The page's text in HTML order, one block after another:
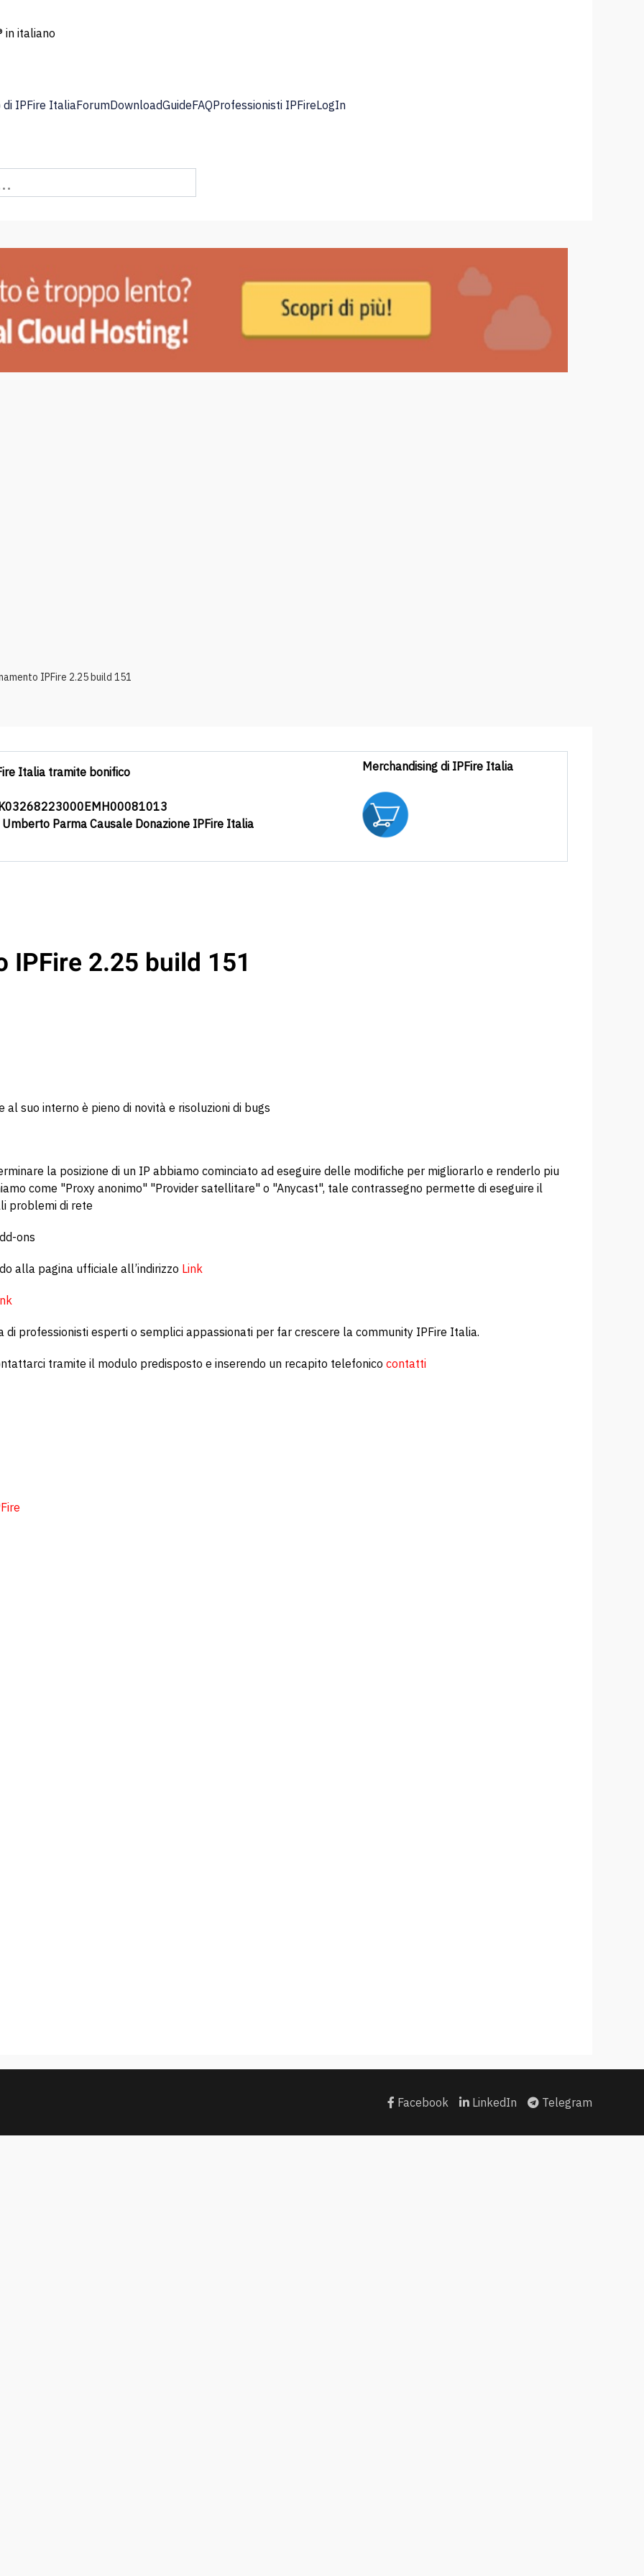
in italiano
IPFire ItaliaForumDownloadGuideFAQProfessionisti IPFireLogIn
IPFire 2.25 build 151
Italia tramite bonifico
Parma Causale Donazione IPFire Italia
Merchandising di IPFire Italia
2.25 build 151
suo interno è pieno di novità e risoluzioni di bugs
la posizione di un IP abbiamo cominciato ad eseguire delle modifiche per migliorarlo e renderlo piu
come "Proxy anonimo" "Provider satellitare" o "Anycast", tale contrassegno permette di eseguire il
problemi di rete
ons
alla pagina ufficiale all’indirizzo Link
di professionisti esperti o semplici appassionati per far crescere la community IPFire Italia.
tramite il modulo predisposto e inserendo un recapito telefonico contatti
Facebook LinkedIn Telegram